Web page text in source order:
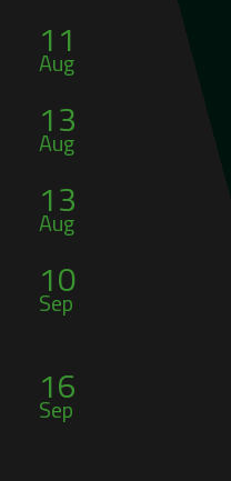
11
Aug
13
Aug
13
Aug
10
Sep
16
Sep